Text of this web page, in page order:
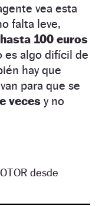
vea esta
falta leve,
100 euros
es algo difícil de
hay que
para que se
veces y no
desde